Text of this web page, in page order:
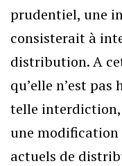
prudentiel, une
consisterait à
distribution. A
qu’elle n’est
telle
une modification
actuels de